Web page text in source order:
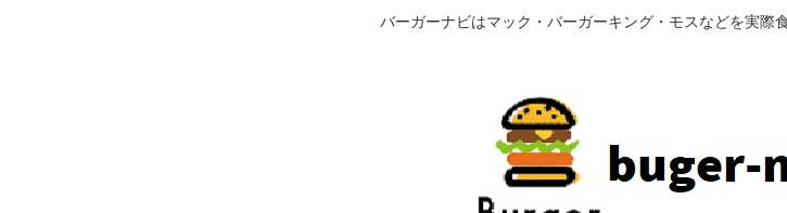
バーガーナビはマック・バーガーキング・モスなどを実際